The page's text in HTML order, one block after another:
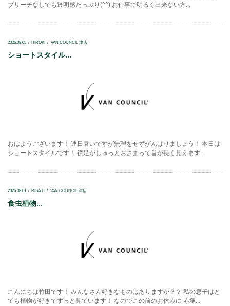
ブリーチなしでも透明感たっぷり(^^) お仕事で明るく出来ない方...
2026.08.05 HIROKI VAN COUNCIL 津店
ショートスタイル...
おはようございます！ 連日暑いですが無理をせずがんばりましょう！ 本日は
ショートスタイルです！ 襟足がしゅっとおさまって首が長く見えます...
2026.08.01 RISA.H VAN COUNCIL 津店
食虫植物...
こんにちは竹田です！ みんなさん好きなものはありますか？？ 私の息子はと
ても植物が好きでずっと見ています！ なのでこの前のお休みに 赤塚...